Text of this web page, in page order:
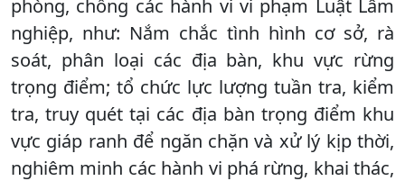
phòng, chống các hành vi vi phạm Luật Lâm
nghiệp, như: Nắm chắc tình hình cơ sở, rà
soát, phân loại các địa bàn, khu vực rừng
trọng điểm; tổ chức lực lượng tuần tra, kiểm
tra, truy quét tại các địa bàn trọng điểm khu
vực giáp ranh để ngăn chặn và xử lý kịp thời,
nghiêm minh các hành vi phá rừng, khai thác,